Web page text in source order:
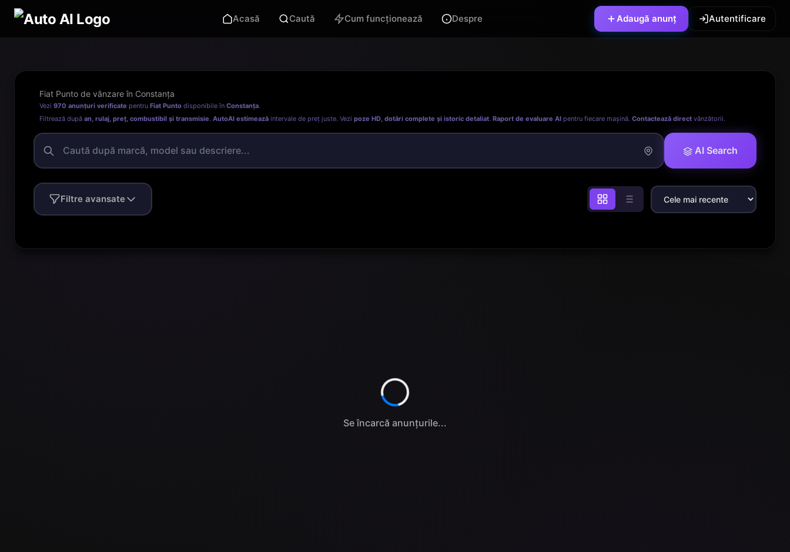
Acasă Caută Cum funcționează Despre Adaugă anunț Autentificare
Fiat Punto de vânzare în Constanța
Vezi 970 anunțuri verificate pentru Fiat Punto disponibile în Constanța.
Filtrează după an, rulaj, preț, combustibil și transmisie. AutoAI estimează intervale de preț juste. Vezi poze HD, dotări complete și istoric detaliat. Raport de evaluare AI pentru fiecare mașină. Contactează direct vânzătorii.
AI Search
Filtre avansate
Se încarcă anunțurile...